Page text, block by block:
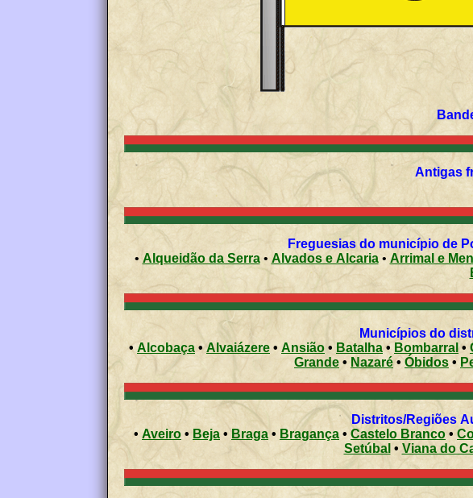
Antigas
Freguesias do município de
• Alqueidão da Serra• Alvados e Alcaria• Arrimal e
Municípios do
•Alcobaça • Alvaiázere • Ansião • Batalha• Bombarral•
Grande • Nazaré•Óbidos•
Distritos/Regiões
• Aveiro • Beja • Braga • Bragança • Castelo Branco •
Setúbal • Viana do